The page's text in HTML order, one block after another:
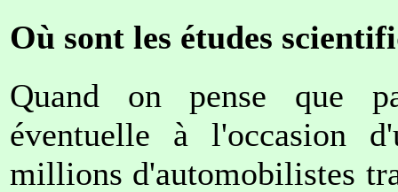
Où sont les études
Quand on pense que
éventuelle à l'occasion
millions d'automobilistes